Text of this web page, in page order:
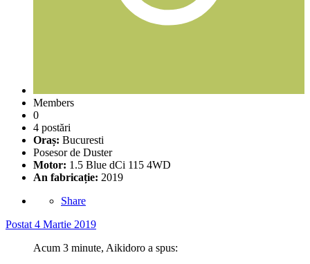
Members
0
4 postări
Oraș: Bucuresti
Posesor de Duster
Motor: 1.5 Blue dCi 115 4WD
An fabricație: 2019
Share
Postat 4 Martie 2019
Acum 3 minute, Aikidoro a spus: